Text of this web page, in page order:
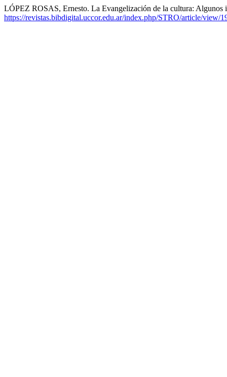
LÓPEZ ROSAS, Ernesto. La Evangelización de la cultura: Algunos
https://revistas.bibdigital.uccor.edu.ar/index.php/STRO/article/view/